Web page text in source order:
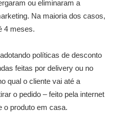
ou eliminaram a
Na maioria dos casos,
4 meses.
políticas de desconto
feitas por delivery ou no
qual o cliente vai até a
o pedido – feito pela internet
o produto em casa.